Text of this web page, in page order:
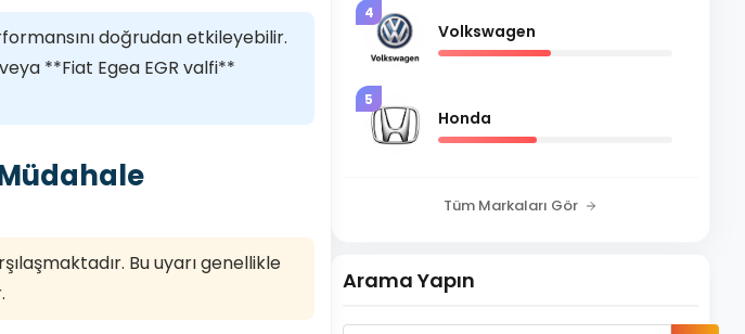
doğrudan etkileyebilir.
**Fiat Egea EGR valfi**
Bu uyarı genellikle
4
Volkswagen
5
Honda
Tüm Markaları Gör
Arama Yapın